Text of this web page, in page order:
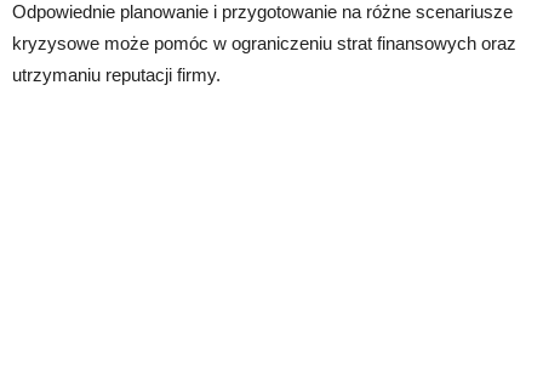
Odpowiednie planowanie i przygotowanie na różne scenariusze
kryzysowe może pomóc w ograniczeniu strat finansowych oraz
utrzymaniu reputacji firmy.